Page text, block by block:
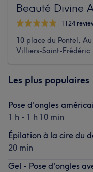
Beauté Divine
1124
10 place du Pontel,
Villiers-Saint-Frédéric
Les plus populaires
Pose d'ongles
1 h - 1 h 10 min
Épilation à la cire du
20 min
Gel - Pose d'ongles